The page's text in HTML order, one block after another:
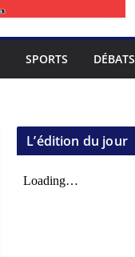
SPORTS DÉBATS
L’édition du jour